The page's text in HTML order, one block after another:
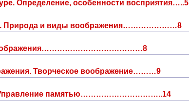
Определение, особенности восприятия…..5
Природа и виды воображения…………………8
Творческое воображение………9
памятью…………………………..14